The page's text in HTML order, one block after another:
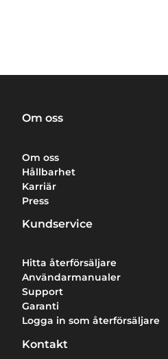
Om oss
Om oss
Hållbarhet
Karriär
Press
Kundservice
Hitta återförsäljare
Användarmanualer
Support
Garanti
Logga in som återförsäljare
Kontakt